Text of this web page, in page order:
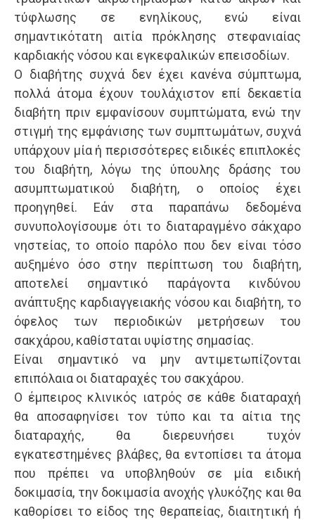
τύφλωσης σε ενηλίκους, ενώ είναι
σημαντικότατη αιτία πρόκλησης στεφανιαίας
καρδιακής νόσου και εγκεφαλικών επεισοδίων.
Ο διαβήτης συχνά δεν έχει κανένα σύμπτωμα,
πολλά άτομα έχουν τουλάχιστον επί δεκαετία
διαβήτη πριν εμφανίσουν συμπτώματα, ενώ την
στιγμή της εμφάνισης των συμπτωμάτων, συχνά
υπάρχουν μία ή περισσότερες ειδικές επιπλοκές
του διαβήτη, λόγω της ύπουλης δράσης του
ασυμπτωματικού διαβήτη, ο οποίος έχει
προηγηθεί. Εάν στα παραπάνω δεδομένα
συνυπολογίσουμε ότι το διαταραγμένο σάκχαρο
νηστείας, το οποίο παρόλο που δεν είναι τόσο
αυξημένο όσο στην περίπτωση του διαβήτη,
αποτελεί σημαντικό παράγοντα κινδύνου
ανάπτυξης καρδιαγγειακής νόσου και διαβήτη, το
όφελος των περιοδικών μετρήσεων του
σακχάρου, καθίσταται υψίστης σημασίας.
Eίναι σημαντικό να μην αντιμετωπίζονται
επιπόλαια οι διαταραχές του σακχάρου.
Ο έμπειρος κλινικός ιατρός σε κάθε διαταραχή
θα αποσαφηνίσει τον τύπο και τα αίτια της
διαταραχής, θα διερευνήσει τυχόν
εγκατεστημένες βλάβες, θα εντοπίσει τα άτομα
που πρέπει να υποβληθούν σε μία ειδική
δοκιμασία, την δοκιμασία ανοχής γλυκόζης και θα
καθορίσει το είδος της θεραπείας, διαιτητική ή